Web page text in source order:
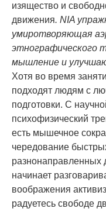
изящество и
движения. NIA
умиротворяющая
этнографического
мышление и
Хотя во время
подходят людям с
подготовки. С
психофизический
есть мышечное
чередование
разнонаправленных
начинает
воображения
радуетесь свободе